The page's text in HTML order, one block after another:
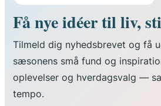
Få nye idéer til liv,
Tilmeld dig nyhedsbrevet og få
sæsonens små fund og
oplevelser og hverdagsvalg —
tempo.